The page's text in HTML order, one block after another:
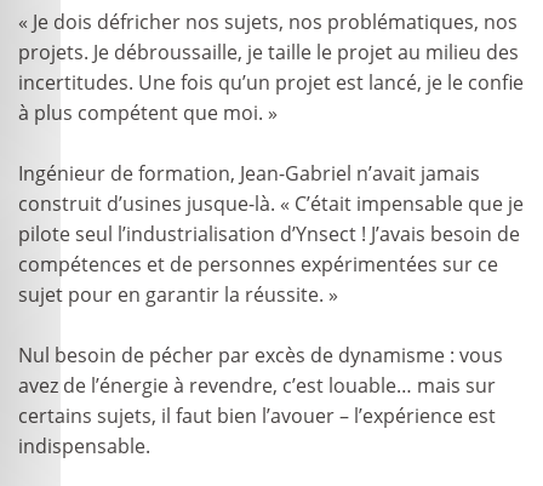
« Je dois défricher nos sujets, nos problématiques, nos
projets. Je débroussaille, je taille le projet au milieu des
incertitudes. Une fois qu’un projet est lancé, je le confie
à plus compétent que moi. »
Ingénieur de formation, Jean-Gabriel n’avait jamais
construit d’usines jusque-là. « C’était impensable que je
pilote seul l’industrialisation d’Ynsect ! J’avais besoin de
compétences et de personnes expérimentées sur ce
sujet pour en garantir la réussite. »
Nul besoin de pécher par excès de dynamisme : vous
avez de l’énergie à revendre, c’est louable… mais sur
certains sujets, il faut bien l’avouer – l’expérience est
indispensable.